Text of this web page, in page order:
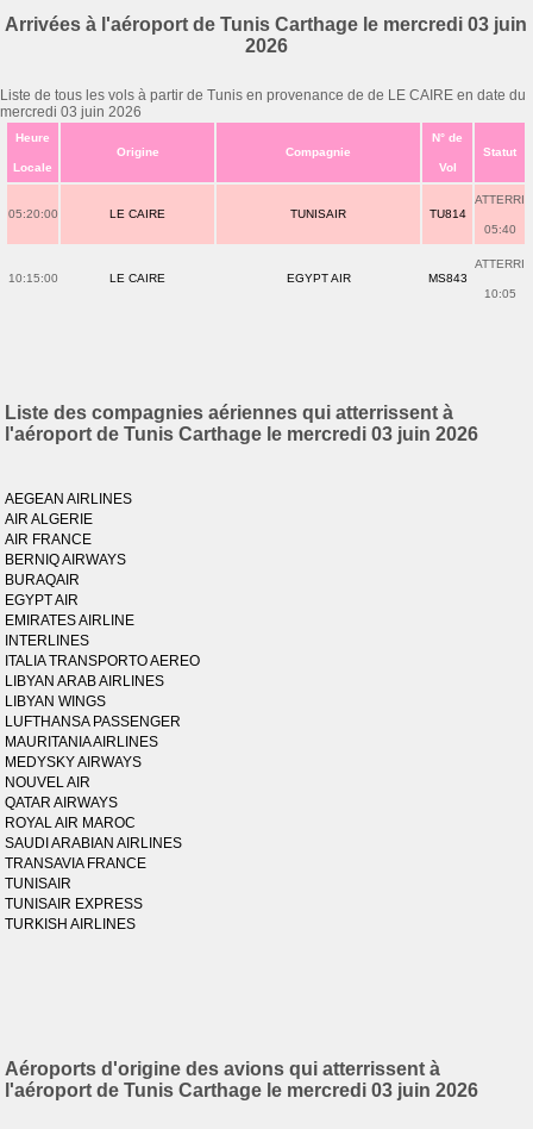
Arrivées à l'aéroport de Tunis Carthage le mercredi 03 juin
2026
Liste de tous les vols à partir de Tunis en provenance de de LE CAIRE en date du
mercredi 03 juin 2026
Heure
Locale
Origine Compagnie
N° de
Vol
Statut
05:20:00 LE CAIRE TUNISAIR TU814
ATTERRI
05:40
10:15:00 LE CAIRE EGYPT AIR MS843
ATTERRI
10:05
Liste des compagnies aériennes qui atterrissent à
l'aéroport de Tunis Carthage le mercredi 03 juin 2026
AEGEAN AIRLINES
AIR ALGERIE
AIR FRANCE
BERNIQ AIRWAYS
BURAQAIR
EGYPT AIR
EMIRATES AIRLINE
INTERLINES
ITALIA TRANSPORTO AEREO
LIBYAN ARAB AIRLINES
LIBYAN WINGS
LUFTHANSA PASSENGER
MAURITANIA AIRLINES
MEDYSKY AIRWAYS
NOUVEL AIR
QATAR AIRWAYS
ROYAL AIR MAROC
SAUDI ARABIAN AIRLINES
TRANSAVIA FRANCE
TUNISAIR
TUNISAIR EXPRESS
TURKISH AIRLINES
Aéroports d'origine des avions qui atterrissent à
l'aéroport de Tunis Carthage le mercredi 03 juin 2026